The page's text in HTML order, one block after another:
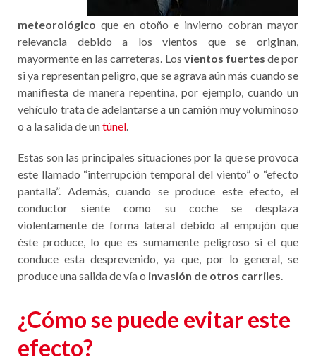
meteorológico que en otoño e invierno cobran mayor
relevancia debido a los vientos que se originan,
mayormente en las carreteras. Los vientos fuertes de por
si ya representan peligro, que se agrava aún más cuando se
manifiesta de manera repentina, por ejemplo, cuando un
vehículo trata de adelantarse a un camión muy voluminoso
o a la salida de untúnel.
Estas son las principales situaciones por la que se provoca
este llamado “interrupción temporal del viento” o “efecto
pantalla”. Además, cuando se produce este efecto, el
conductor siente como su coche se desplaza
violentamente de forma lateral debido al empujón que
éste produce, lo que es sumamente peligroso si el que
conduce esta desprevenido, ya que, por lo general, se
produce una salida de vía o invasión de otros carriles.
¿Cómo se puede evitar este
efecto?